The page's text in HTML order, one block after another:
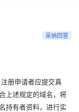
采纳回答
注册申请者应提交真
上述规定的域名，将
持有者资料，进行实